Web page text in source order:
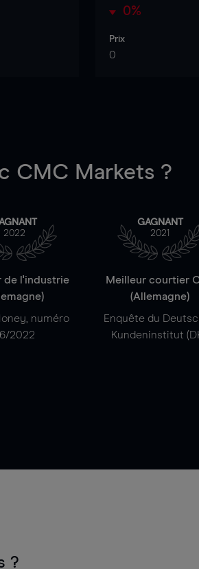
0%
Prix
0
CMC Markets ?
2022
de l'industrie
numéro
2022
GAGNANT
2021
Meilleur courtier
(Allemagne)
Enquête du
Kundeninstitut
?